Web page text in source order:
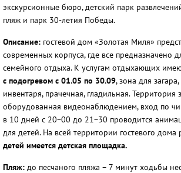
экскурсионные бюро, детский парк
пляж и парк 30-летия Победы.
Описание: гостевой дом «Золотая Миля»
современных корпуса, где все предназначено
семейного отдыха. К услугам отдыхающих
с подогревом с 01.05 по 30.09, зона для
инвентаря, прачечная, гладильная. Территория
оборудованная видеонаблюдением, вход по
в 10 дней с 20−00 до 21−30 проводится
для детей. На всей территории гостевого
детей имеется детская площадка.
Пляж: до песчаного пляжа – 7 минут ходьбы